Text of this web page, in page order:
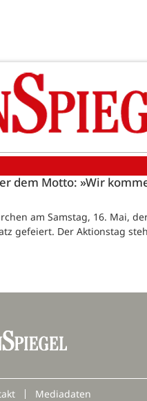
dem Motto: »Wir
am Samstag, 16. Mai,
gefeiert. Der Aktionstag
Mediadaten